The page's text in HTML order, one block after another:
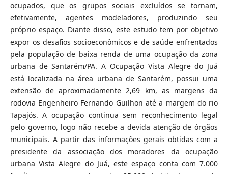
ocupados, que os grupos sociais excluídos se tornam,
efetivamente, agentes modeladores, produzindo seu
próprio espaço. Diante disso, este estudo tem por objetivo
expor os desafios socioeconômicos e de saúde enfrentados
pela população de baixa renda de uma ocupação da zona
urbana de Santarém/PA. A Ocupação Vista Alegre do Juá
está localizada na área urbana de Santarém, possui uma
extensão de aproximadamente 2,69 km, as margens da
rodovia Engenheiro Fernando Guilhon até a margem do rio
Tapajós. A ocupação continua sem reconhecimento legal
pelo governo, logo não recebe a devida atenção de órgãos
municipais. A partir das informações gerais obtidas com a
presidente da associação dos moradores da ocupação
urbana Vista Alegre do Juá, este espaço conta com 7.000